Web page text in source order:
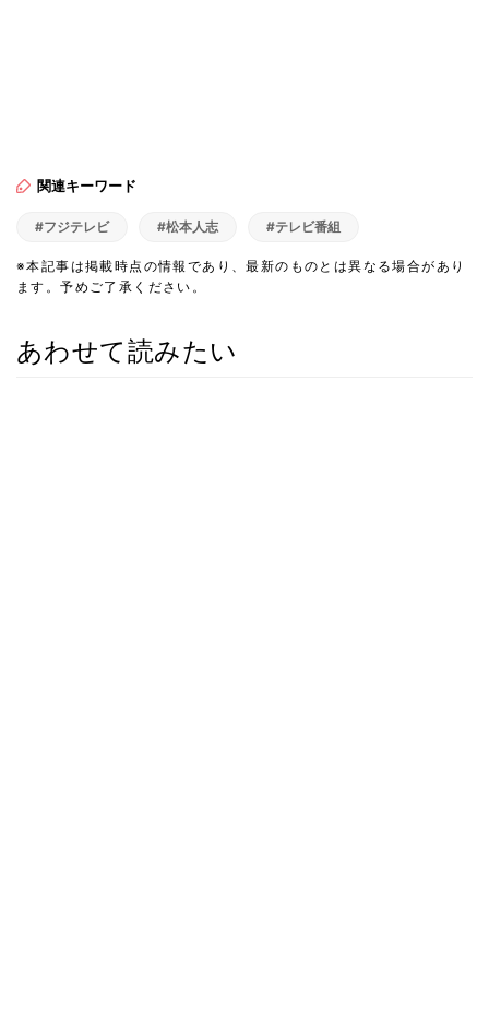
関連キーワード
#フジテレビ #松本人志 #テレビ番組
※本記事は掲載時点の情報であり、最新のものとは異なる場合があり
ます。予めご了承ください。
あわせて読みたい